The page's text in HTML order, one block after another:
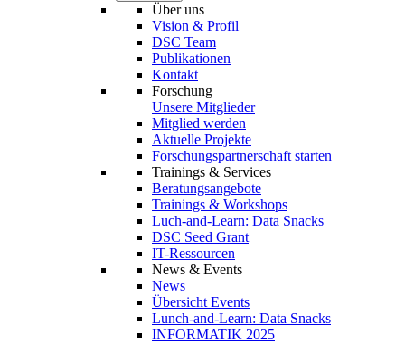
Über uns
Vision & Profil
DSC Team
Publikationen
Kontakt
Forschung
Unsere Mitglieder
Mitglied werden
Aktuelle Projekte
Forschungspartnerschaft starten
Trainings & Services
Beratungsangebote
Trainings & Workshops
Luch-and-Learn: Data Snacks
DSC Seed Grant
IT-Ressourcen
News & Events
News
Übersicht Events
Lunch-and-Learn: Data Snacks
INFORMATIK 2025